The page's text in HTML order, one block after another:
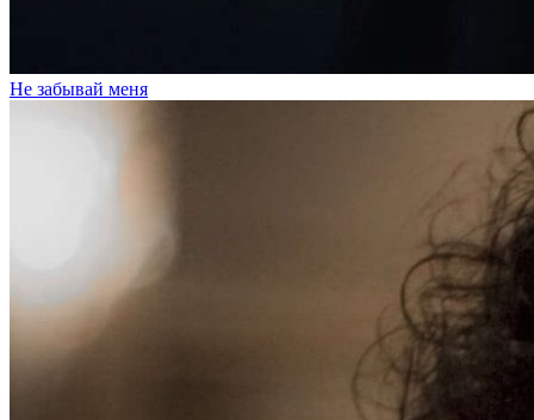
Не забывай меня